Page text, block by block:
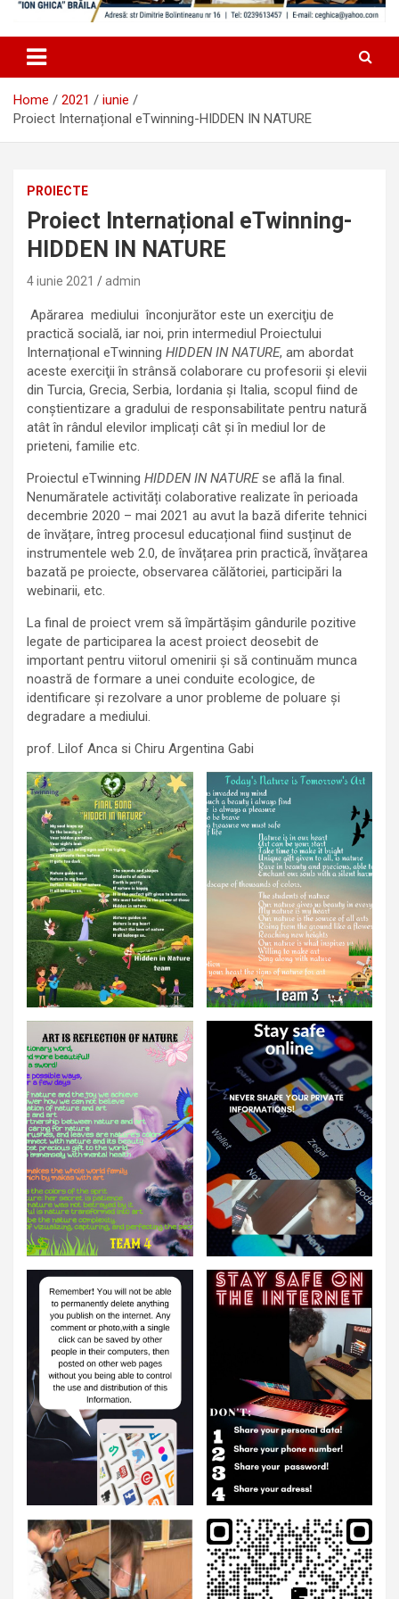
Home 2021
iunie
Proiect Internațional eTwinning-HIDDEN IN NATURE
PROIECTE
Proiect Internațional eTwinning-
HIDDEN IN NATURE
4 iunie 2021 admin
Apărarea mediului înconjurător este un exerciţiu de
practică socială, iar noi, prin intermediul Proiectului
Internațional eTwinning HIDDEN IN NATURE, am abordat
aceste exerciţii în strânsă colaborare cu profesorii și elevii
din Turcia, Grecia, Serbia, Iordania și Italia, scopul fiind de
conștientizare a gradului de responsabilitate pentru natură
atât în rândul elevilor implicați cât și în mediul lor de
prieteni, familie etc.
Proiectul eTwinning HIDDEN IN NATUREse află la final.
Nenumăratele activități colaborative realizate în perioada
decembrie 2020 – mai 2021 au avut la bază diferite tehnici
de învățare, întreg procesul educațional fiind susținut de
instrumentele web 2.0, de învățarea prin practică, învățarea
bazată pe proiecte, observarea călătoriei, participări la
webinarii, etc.
La final de proiect vrem să împărtășim gândurile pozitive
legate de participarea la acest proiect deosebit de
important pentru viitorul omenirii și să continuăm munca
noastră de formare a unei conduite ecologice, de
identificare și rezolvare a unor probleme de poluare și
degradare a mediului.
prof. Lilof Anca si Chiru Argentina Gabi